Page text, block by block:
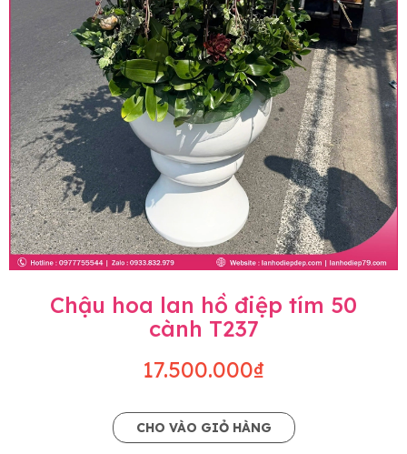
Chậu hoa lan hồ điệp tím 50
cành T237
17.500.000₫
CHO VÀO GIỎ HÀNG